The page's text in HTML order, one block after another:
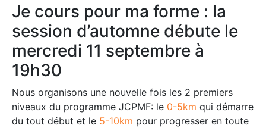
Je cours pour ma forme : la
session d’automne débute le
mercredi 11 septembre à
19h30
Nous organisons une nouvelle fois les 2 premiers
niveaux du programme JCPMF: le 0-5km qui démarre
du tout début et le 5-10km pour progresser en toute